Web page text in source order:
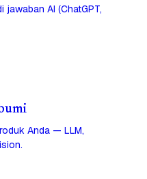
jawaban AI (ChatGPT,
Anda — LLM,